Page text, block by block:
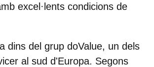
excel·lents condicions de
dins del grup doValue, un dels
al sud d'Europa. Segons